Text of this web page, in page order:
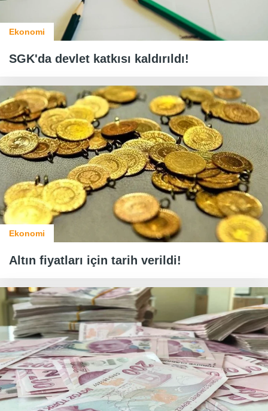
Ekonomi
SGK'da devlet katkısı kaldırıldı!
Ekonomi
Altın fiyatları için tarih verildi!